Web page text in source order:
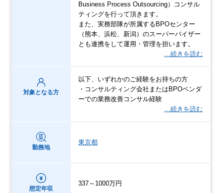
Business Process Outsourcing）コンサル
ティングを行って頂きます。
また、実務部隊が所属するBPOセンター
（熊本、浜松、新潟）のスーパーバイザー
とも連携をして運用・管理を担います。
…続きを読む
対象となる方
以下、いずれかのご経験をお持ちの方
・コンサルティング会社またはBPOベンダ
ーでの業務改善コンサル経験
…続きを読む
勤務地
東京都
想定年収
337～1000万円